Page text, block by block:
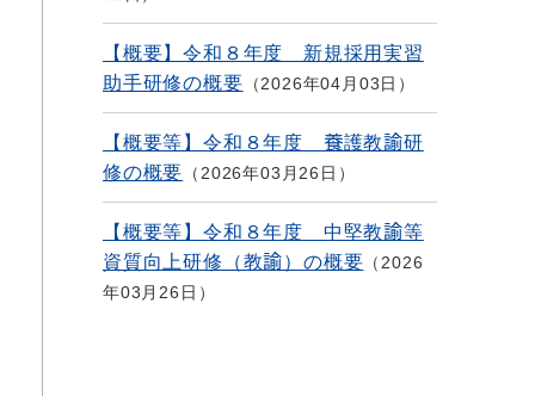
【概要】令和８年度 新規採用実習
助手研修の概要
2026年04月03日
【概要等】令和８年度 養護教諭研
修の概要
2026年03月26日
【概要等】令和８年度 中堅教諭等
資質向上研修（教諭）の概要
2026
年03月26日